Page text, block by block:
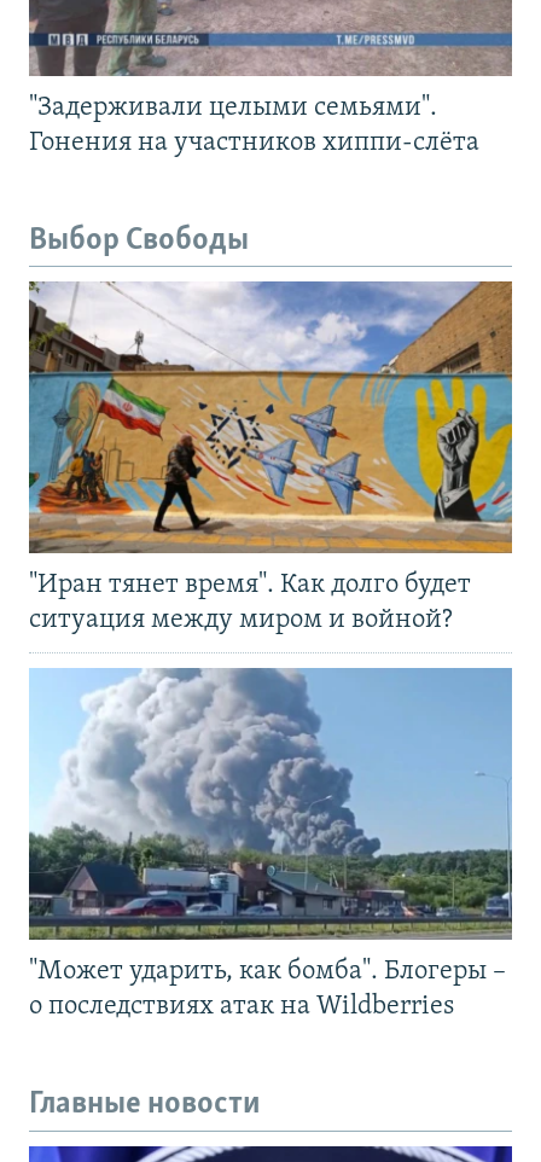
"Задерживали целыми семьями".
Гонения на участников хиппи-слёта
Выбор Свободы
"Иран тянет время". Как долго будет
ситуация между миром и войной?
"Может ударить, как бомба". Блогеры –
о последствиях атак на Wildberries
Главные новости